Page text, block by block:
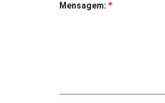
Mensagem:*